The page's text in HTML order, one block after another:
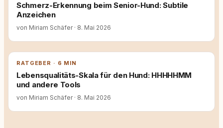
Schmerz-Erkennung beim Senior-Hund: Subtile
Anzeichen
von Miriam Schäfer · 8. Mai 2026
RATGEBER · 6 MIN
Lebensqualitäts-Skala für den Hund: HHHHHMM
und andere Tools
von Miriam Schäfer · 8. Mai 2026